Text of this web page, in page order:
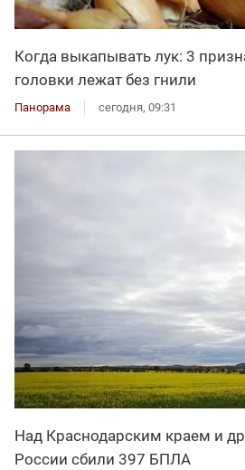
Когда выкапывать лук: 3
головки лежат без гнили
Панорама сегодня, 09:31
Над Краснодарским краем и
России сбили 397 БПЛА